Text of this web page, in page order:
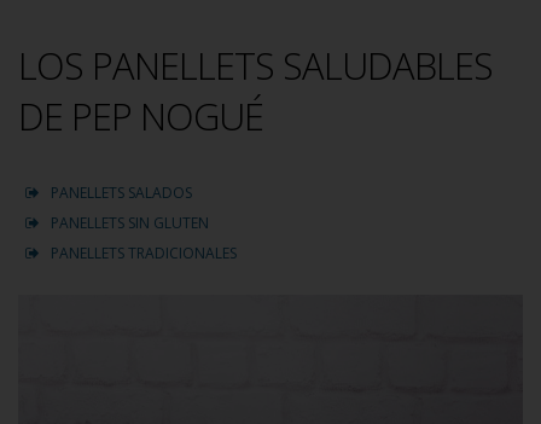
LOS PANELLETS SALUDABLES
DE PEP NOGUÉ
PANELLETS SALADOS
PANELLETS SIN GLUTEN
PANELLETS TRADICIONALES